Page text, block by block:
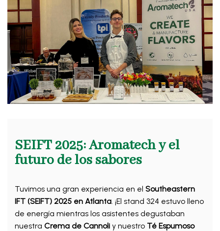
SEIFT 2025: Aromatech y el
futuro de los sabores
Tuvimos una gran experiencia en el Southeastern
IFT (SEIFT) 2025 en Atlanta. ¡El stand 324 estuvo lleno
de energía mientras los asistentes degustaban
nuestra Crema de Cannoli y nuestro Té Espumoso